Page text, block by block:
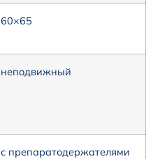
60×65
неподвижный
с препаратодержателями